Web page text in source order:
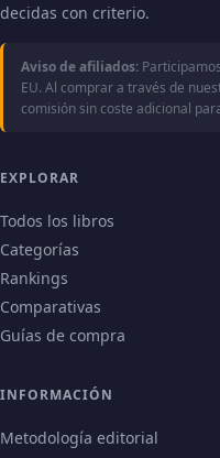
decidas con criterio.
Aviso de afiliados:
EU. Al comprar a través de
comisión sin coste adicional
EXPLORAR
Todos los libros
Categorías
Rankings
Comparativas
Guías de compra
INFORMACIÓN
Metodología editorial